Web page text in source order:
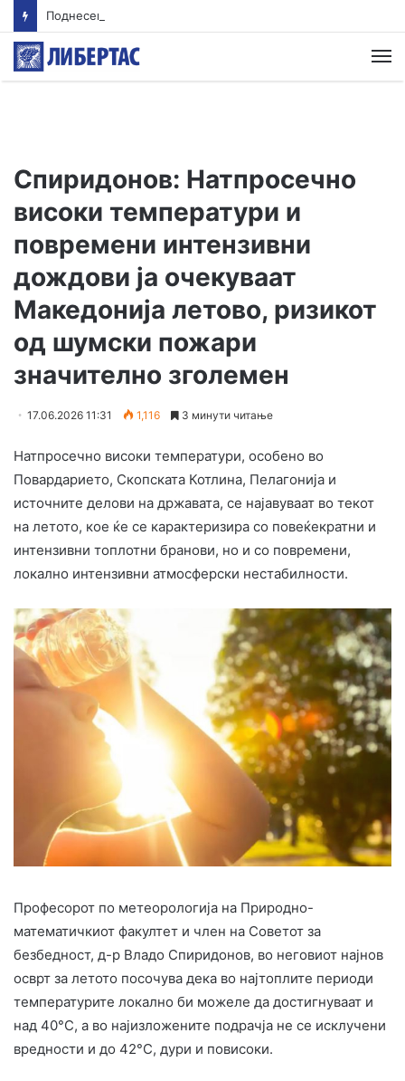
Спиридонов: Натпросечно
високи температури и
повремени интензивни
дождови ја очекуваат
Македонија летово, ризикот
од шумски пожари
значително зголемен
17.06.2026 11:31 1,116 3 минути читање
Натпросечно високи температури, особено во
Повардарието, Скопската Котлина, Пелагонија и
источните делови на државата, се најавуваат во текот
на летото, кое ќе се карактеризира со повеќекратни и
интензивни топлотни бранови, но и со повремени,
локално интензивни атмосферски нестабилности.
Професорот по метеорологија на Природно-
математичкиот факултет и член на Советот за
безбедност, д-р Владо Спиридонов, во неговиот најнов
осврт за летото посочува дека во најтоплите периоди
температурите локално би можеле да достигнуваат и
над 40°C, а во најизложените подрачја не се исклучени
вредности и до 42°C, дури и повисоки.